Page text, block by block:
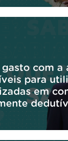
gasto com a
para
em